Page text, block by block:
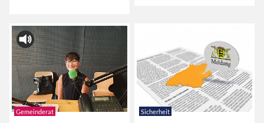
Gemeinderat Sicherheit